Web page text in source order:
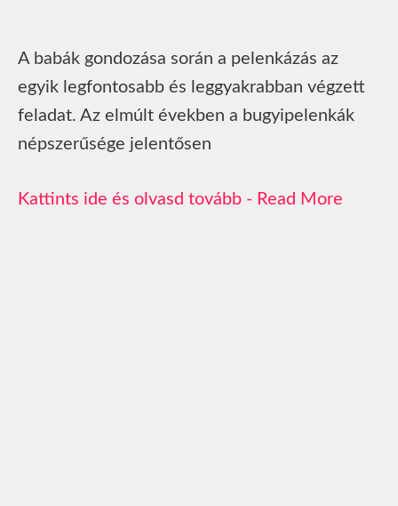
A babák gondozása során a pelenkázás az
egyik legfontosabb és leggyakrabban végzett
feladat. Az elmúlt években a bugyipelenkák
népszerűsége jelentősen
Read More